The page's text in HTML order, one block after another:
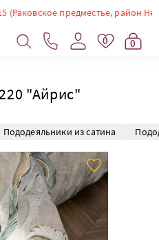
предместье, район
0 0
"Айрис"
Пододеяльники из сатина